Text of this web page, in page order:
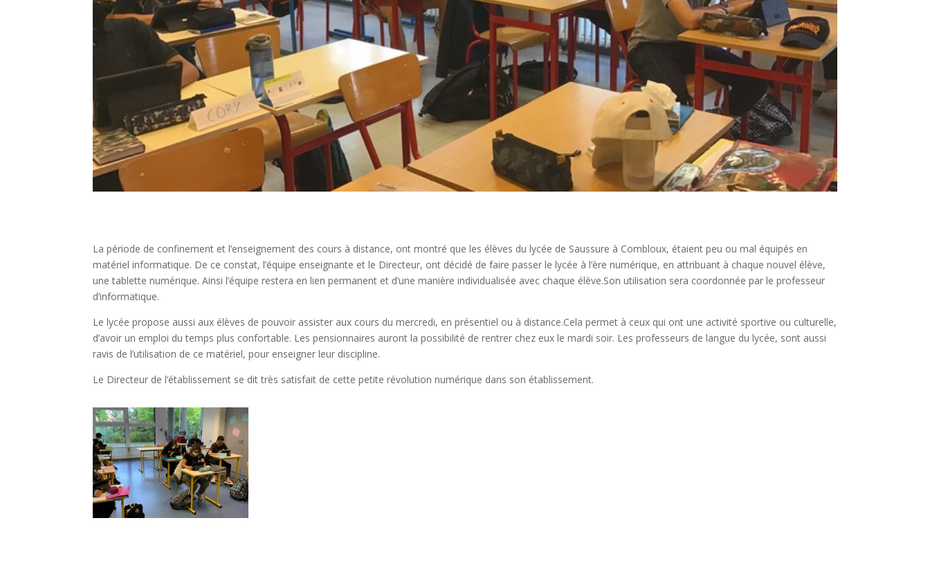
La période de confinement et l’enseignement des cours à distance, ont montré que les élèves du lycée de Saussure à Combloux, étaient peu ou mal équipés en
matériel informatique. De ce constat, l’équipe enseignante et le Directeur, ont décidé de faire passer le lycée à l’ère numérique, en attribuant à chaque nouvel élève,
une tablette numérique. Ainsi l’équipe restera en lien permanent et d’une manière individualisée avec chaque élève.Son utilisation sera coordonnée par le professeur
d’informatique.
Le lycée propose aussi aux élèves de pouvoir assister aux cours du mercredi, en présentiel ou à distance.Cela permet à ceux qui ont une activité sportive ou culturelle,
d’avoir un emploi du temps plus confortable. Les pensionnaires auront la possibilité de rentrer chez eux le mardi soir. Les professeurs de langue du lycée, sont aussi
ravis de l’utilisation de ce matériel, pour enseigner leur discipline.
Le Directeur de l’établissement se dit très satisfait de cette petite révolution numérique dans son établissement.